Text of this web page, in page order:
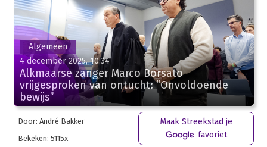
Algemeen
4 december 2025, 10:34
Alkmaarse zanger Marco Borsato
vrijgesproken van ontucht: “Onvoldoende
bewijs”
Door: André Bakker
Bekeken: 5115x
Maak Streekstad je
favoriet